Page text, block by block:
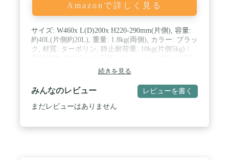
Amazonで詳しく見る
サイズ: W460x L(D)200x H220-290mm(片側), 容量:
約40L(片側約20L), 重量: 1.8kg(両側), カラー: ブラッ
ク, 材質: ターポリン, 静止耐荷重: 10kg(片側5kg) /
計, 約40Lの大容量設計, ターポリン素材による防水
仕様, 形状維持PEボード内蔵で型崩れ防止, 開口部
の広いロールトップ仕様, デイジーチェーンを合計4
ヶ所装備, 面ファスナーとバックルを併用した簡単
着脱システム / 付属品: 後方固定ベルトx 1, 前方固定
続きを見る
みんなのレビュー レビューを書く
まだレビューはありません